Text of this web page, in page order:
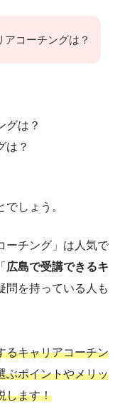
コーチングは？
グは？
は？
しょう。
ーチング」は人気で
広島で受講できるキ
問を持っている人も
るキャリアコーチン
ぶポイントやメリッ
します！